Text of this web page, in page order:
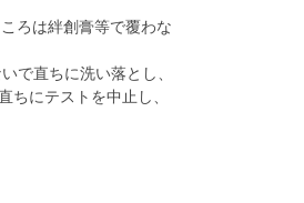
ろは絆創膏等で覆わな
で直ちに洗い落とし、
にテストを中止し、